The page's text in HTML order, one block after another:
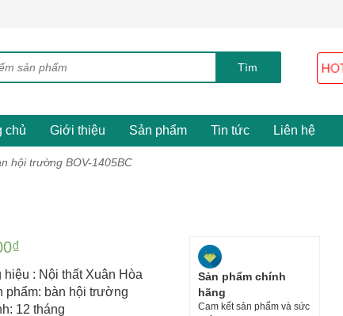
chủ Giới thiệu Sản phẩm Tin tức Liên hệ
hội trường BOV-1405BC
₫
: Nội thất Xuân Hòa
phẩm: bàn hội trường
12 tháng
Sản phẩm chính
hãng
Cam kết sản phẩm và sức